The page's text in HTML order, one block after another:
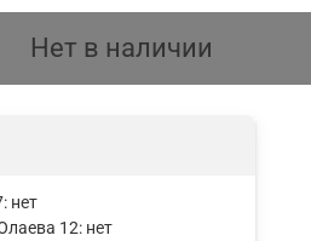
Нет в наличии
нет
12: нет